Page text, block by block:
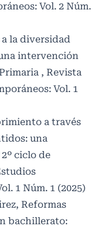
Vol. 2 Núm.
la diversidad
intervención
, Revista
Vol. 1
a través
una
ciclo de
1 Núm. 1 (2025)
Reformas
bachillerato: